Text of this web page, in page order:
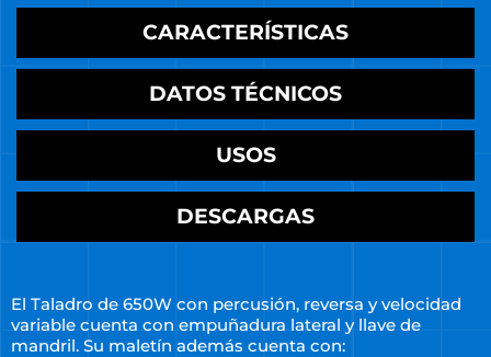
CARACTERÍSTICAS
DATOS TÉCNICOS
USOS
DESCARGAS
El Taladro de 650W con percusión, reversa y velocidad
variable cuenta con empuñadura lateral y llave de
mandril. Su maletín además cuenta con: